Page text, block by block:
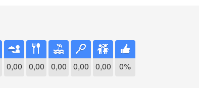
0,00 0,00 0,00 0,00 0,00 0%